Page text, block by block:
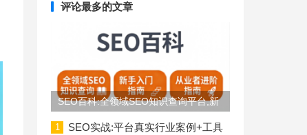
评论最多的文章
SEO百科:全领域SEO知识查询平台,新
手入门到从业者进阶指南
1
SEO实战:平台真实行业案例+工具